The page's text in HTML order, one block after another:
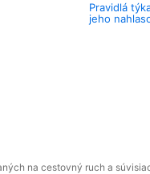
Pravidlá
jeho
na cestovný ruch a